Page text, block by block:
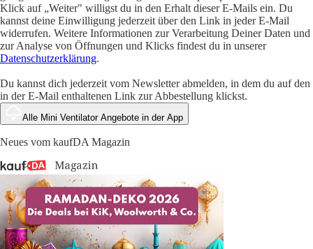
Klick auf „Weiter" willigst du in den Erhalt dieser E-Mails ein. Du
kannst deine Einwilligung jederzeit über den Link in jeder E-Mail
widerrufen. Weitere Informationen zur Verarbeitung Deiner Daten und
zur Analyse von Öffnungen und Klicks findest du in unserer
Datenschutzerklärung.
Du kannst dich jederzeit vom Newsletter abmelden, in dem du auf den
in der E-Mail enthaltenen Link zur Abbestellung klickst.
Alle Mini Ventilator Angebote in der App
Neues vom kaufDA Magazin